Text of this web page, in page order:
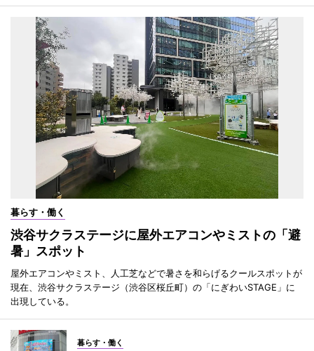
暮らす・働く
渋谷サクラステージに屋外エアコンやミストの「避
暑」スポット
屋外エアコンやミスト、人工芝などで暑さを和らげるクールスポットが
現在、渋谷サクラステージ（渋谷区桜丘町）の「にぎわいSTAGE」に
出現している。
暮らす・働く